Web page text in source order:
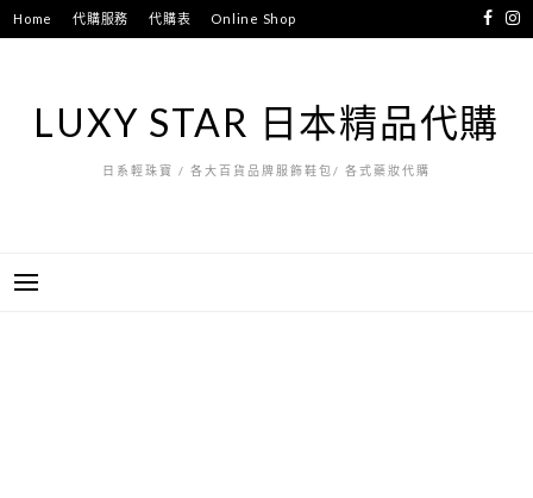
跳
至
Home 代購服務 代購表 Online Shop
LUXY STAR 日本精品代購
日系輕珠寶 / 各大百貨品牌服飾鞋包/ 各式藥妝代購